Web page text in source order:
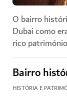
O bairro
Dubai como
rico
Bairro
HISTÓRIA E